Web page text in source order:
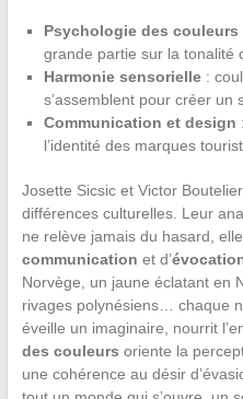
Psychologie des couleurs
grande partie sur la tonalité
Harmonie sensorielle:
s’assemblent pour créer un
Communication et design
l’identité des marques
Josette Sicsic et Victor
différences culturelles. Leur
ne relève jamais du hasard,
communication et d’
Norvège, un jaune éclatant en
rivages polynésiens… chaque
éveille un imaginaire, nourrit
des couleurs oriente la
une cohérence au désir